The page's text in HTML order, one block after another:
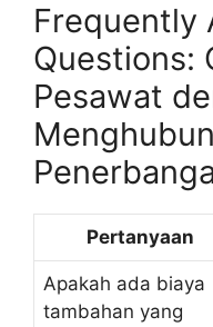
Frequently
Questions:
Pesawat
Pertanyaan
Apakah ada biaya
tambahan yang